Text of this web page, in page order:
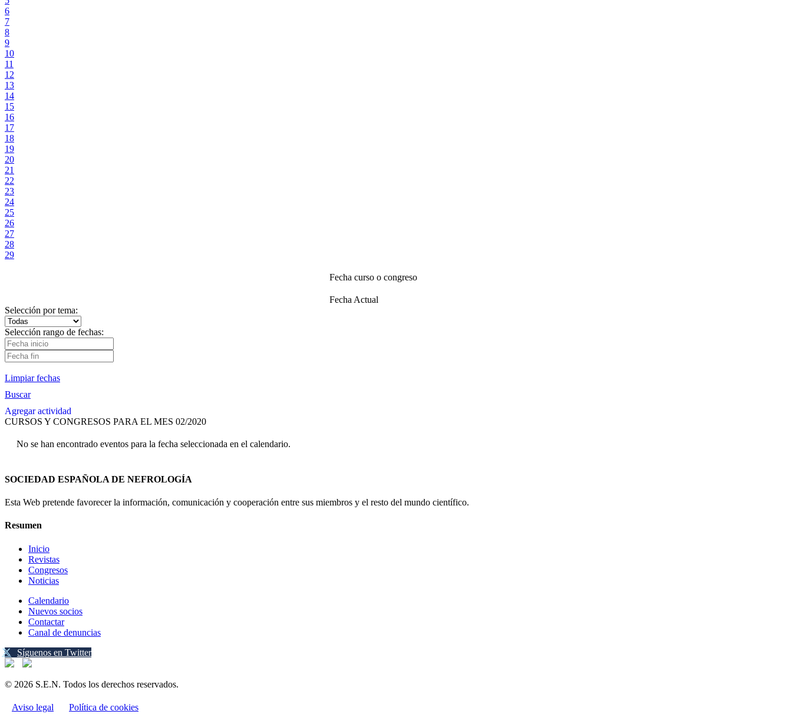
6
7
8
9
10
11
12
13
14
15
16
17
18
19
20
21
22
23
24
25
26
27
28
29
Fecha curso o congreso
Fecha Actual
Selección por tema:
Selección rango de fechas:
Limpiar fechas
Buscar
Agregar actividad
CURSOS Y CONGRESOS PARA EL MES 02/2020
No se han encontrado eventos para la fecha seleccionada en el calendario.
SOCIEDAD ESPAÑOLA DE NEFROLOGÍA
Esta Web pretende favorecer la información, comunicación y cooperación entre sus miembros y el resto del mundo científico.
Resumen
Inicio
Revistas
Congresos
Noticias
Calendario
Nuevos socios
Contactar
Canal de denuncias
Síguenos en Twitter
© 2026 S.E.N. Todos los derechos reservados.
Aviso legal Política de cookies